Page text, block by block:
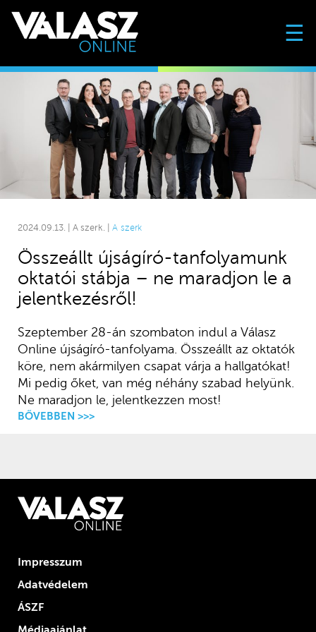
☰
2024.09.13. | A szerk. | A szerk
Összeállt újságíró-tanfolyamunk
oktatói stábja – ne maradjon le a
jelentkezésről!
Szeptember 28-án szombaton indul a Válasz
Online újságíró-tanfolyama. Összeállt az oktatók
köre, nem akármilyen csapat várja a hallgatókat!
Mi pedig őket, van még néhány szabad helyünk.
Ne maradjon le, jelentkezzen most!
BŐVEBBEN >>>
Impresszum
Adatvédelem
ÁSZF